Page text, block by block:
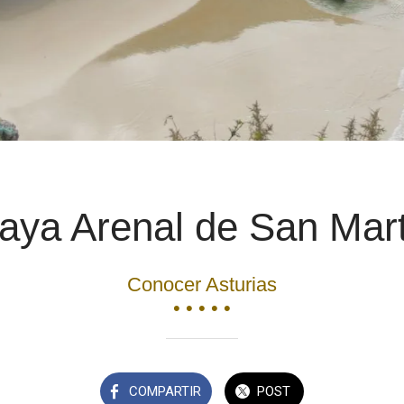
Arenal de San
Conocer Asturias
• • • • •
COMPARTIR POST